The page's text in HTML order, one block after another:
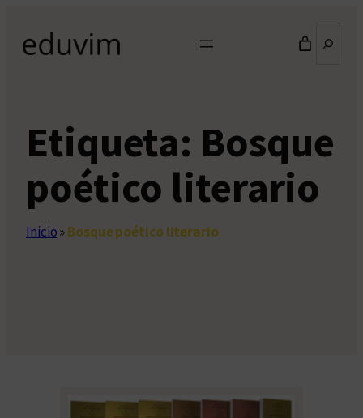
contenido
Etiqueta: Bosque
poético literario
Inicio»Bosque poético literario